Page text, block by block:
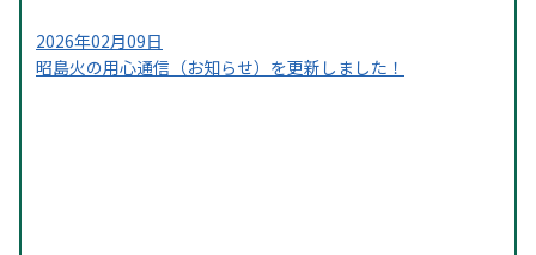
2026年02月09日
昭島火の用心通信（お知らせ）を更新しました！